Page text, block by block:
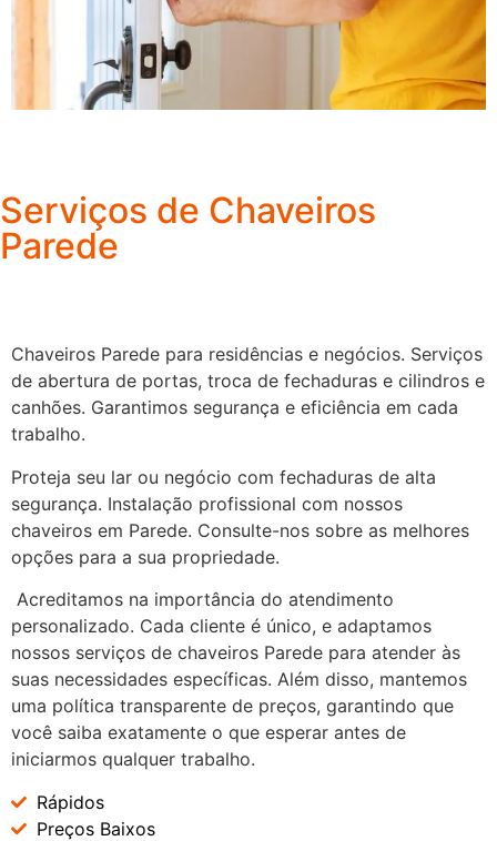
Serviços de Chaveiros
Parede
Chaveiros Parede para residências e negócios. Serviços
de abertura de portas, troca de fechaduras e cilindros e
canhões. Garantimos segurança e eficiência em cada
trabalho.
Proteja seu lar ou negócio com fechaduras de alta
segurança. Instalação profissional com nossos
chaveiros em Parede. Consulte-nos sobre as melhores
opções para a sua propriedade.
Acreditamos na importância do atendimento
personalizado. Cada cliente é único, e adaptamos
nossos serviços de chaveiros Parede para atender às
suas necessidades específicas. Além disso, mantemos
uma política transparente de preços, garantindo que
você saiba exatamente o que esperar antes de
iniciarmos qualquer trabalho.
Rápidos
Preços Baixos